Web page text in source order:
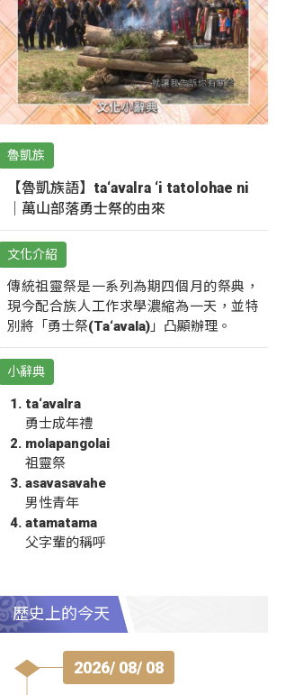
魯凱族
【魯凱族語】ta‘avalra ‘i tatolohae ni
｜萬山部落勇士祭的由來
文化介紹
傳統祖靈祭是一系列為期四個月的祭典，
現今配合族人工作求學濃縮為一天，並特
別將「勇士祭(Ta‘avala)」凸顯辦理。
小辭典
ta‘avalra
勇士成年禮
molapangolai
祖靈祭
asavasavahe
男性青年
atamatama
父字輩的稱呼
歷史上的今天
2026/ 08/ 08